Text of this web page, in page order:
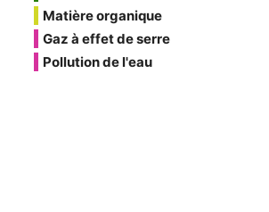
Matière organique
Gaz à effet de serre
Pollution de l'eau